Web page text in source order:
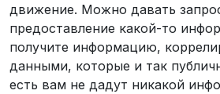
движение. Можно давать
предоставление какой-то
получите информацию,
данными, которые и так
есть вам не дадут никакой